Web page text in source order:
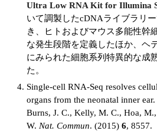
Ultra Low RNA Kit for Illumina
いて調製したcDNAライブラリ
き、ヒトおよびマウス多能性幹
な発生段階を定義したほか、ヘ
にみられた細胞系列特異的な成
た。
Single-cell RNA-Seq resolves
organs from the neonatal inner ear.
Burns, J. C., Kelly, M. C., Hoa,
W. Nat. Commun. (2015) 6, 8557.